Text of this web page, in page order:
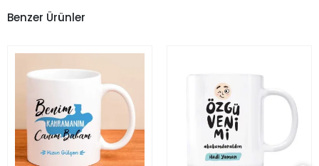
Benzer Ürünler